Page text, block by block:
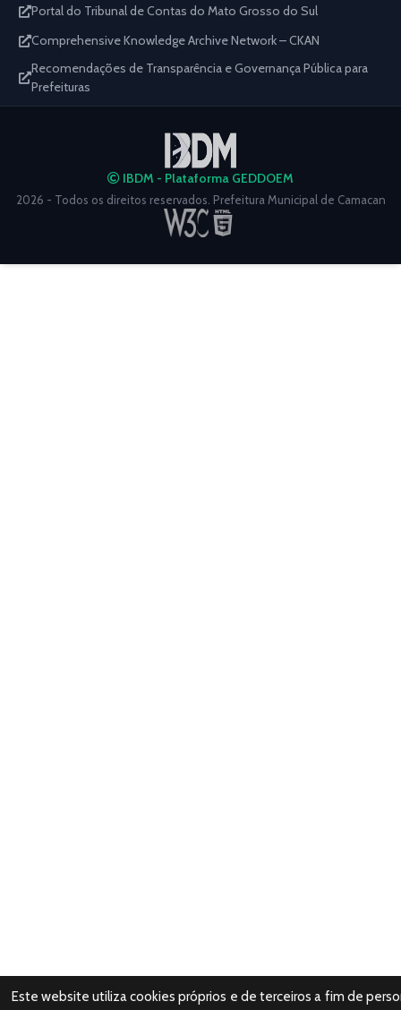
Portal do Tribunal de Contas do Mato Grosso do Sul
Comprehensive Knowledge Archive Network – CKAN
Recomendações de Transparência e Governança Pública para
Prefeituras
IBDM - Plataforma GEDDOEM
2026 - Todos os direitos reservados. Prefeitura Municipal de Camacan
Este website utiliza cookies próprios e de terceiros a fim de